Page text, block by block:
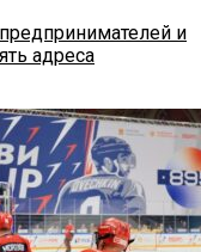
и
адреса